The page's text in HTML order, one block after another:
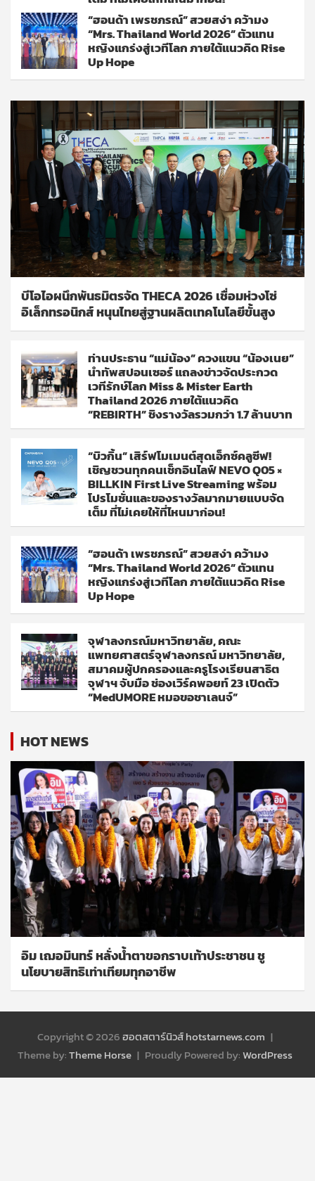
“ฮอนด้า เพรชภรณ์” สวยสง่า คว้ามง
“Mrs. Thailand World 2026” ตัวแทน
หญิงแกร่งสู่เวทีโลก ภายใต้แนวคิด Rise
Up Hope
บีโอไอผนึกพันธมิตรจัด THECA 2026 เชื่อมห่วงโซ่
อิเล็กทรอนิกส์ หนุนไทยสู่ฐานผลิตเทคโนโลยีขั้นสูง
ท่านประธาน “แม่น้อง” ควงแขน “น้องเนย”
นำทัพสปอนเซอร์ แถลงข่าวจัดประกวด
เวทีรักษ์โลก Miss & Mister Earth
Thailand 2026 ภายใต้แนวคิด
“REBIRTH” ชิงรางวัลรวมกว่า 1.7 ล้านบาท
“บิวกิ้น” เสิร์ฟโมเมนต์สุดเอ็กซ์คลูซีฟ!
เชิญชวนทุกคนเช็กอินไลฟ์ NEVO Q05 ×
BILLKIN First Live Streaming พร้อม
โปรโมชั่นและของรางวัลมากมายแบบจัด
เต็ม ที่ไม่เคยให้ที่ไหนมาก่อน!
“ฮอนด้า เพรชภรณ์” สวยสง่า คว้ามง
“Mrs. Thailand World 2026” ตัวแทน
หญิงแกร่งสู่เวทีโลก ภายใต้แนวคิด Rise
Up Hope
จุฬาลงกรณ์มหาวิทยาลัย, คณะ
แพทยศาสตร์จุฬาลงกรณ์ มหาวิทยาลัย,
สมาคมผู้ปกครองและครูโรงเรียนสาธิต
จุฬาฯ จับมือ ช่องเวิร์คพอยท์ 23 เปิดตัว
“MedUMORE หมอขอชาเลนจ์”
HOT NEWS
อิม เฌอมินทร์ หลั่งน้ำตาขอกราบเท้าประชาชน ชู
นโยบายสิทธิเท่าเทียมทุกอาชีพ
Copyright © 2026ฮอตสตาร์นิวส์ hotstarnews.com
Theme by:Theme Horse Proudly Powered by:WordPress